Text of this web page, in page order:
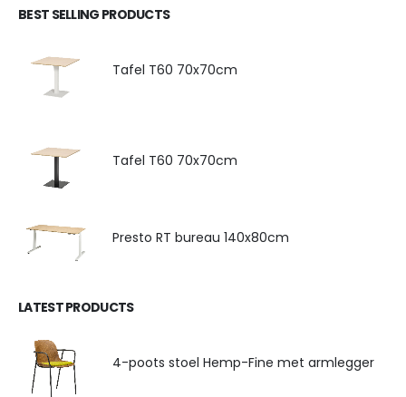
BEST SELLING PRODUCTS
Tafel T60 70x70cm
Tafel T60 70x70cm
Presto RT bureau 140x80cm
LATEST PRODUCTS
4-poots stoel Hemp-Fine met armlegger